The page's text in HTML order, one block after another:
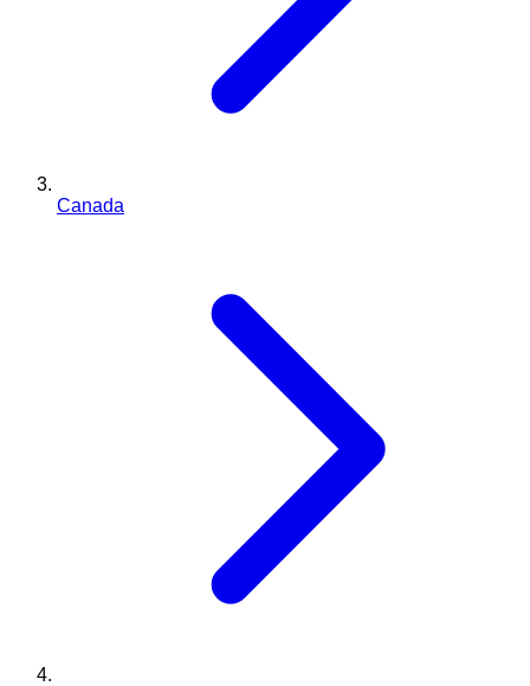
Canada